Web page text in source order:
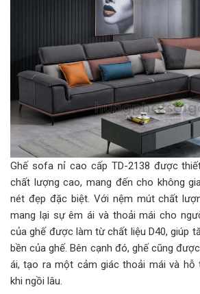
Ghế sofa nỉ cao cấp TD-2138 được
chất lượng cao, mang đến cho không
nét đẹp đặc biệt. Với nệm mút chất
mang lại sự êm ái và thoải mái cho
của ghế được làm từ chất liệu D40, giúp
bền của ghế. Bên cạnh đó, ghế cũng
ái, tạo ra một cảm giác thoải mái và
khi ngồi lâu.